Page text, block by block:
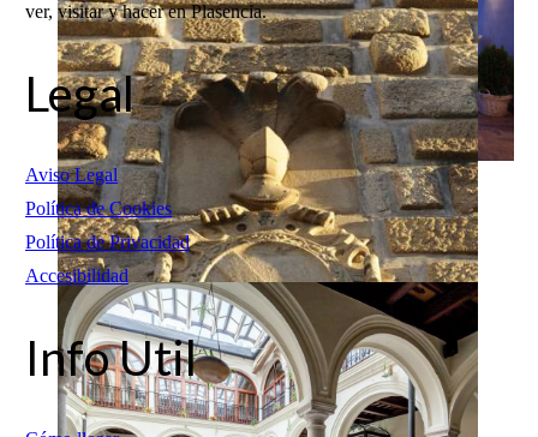
ver, visitar y hacer en Plasencia.
Legal
Aviso Legal
Política de Cookies
Política de Privacidad
Accesibilidad
Info Util